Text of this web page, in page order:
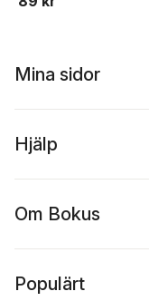
Mina sidor
Hjälp
Om Bokus
Populärt